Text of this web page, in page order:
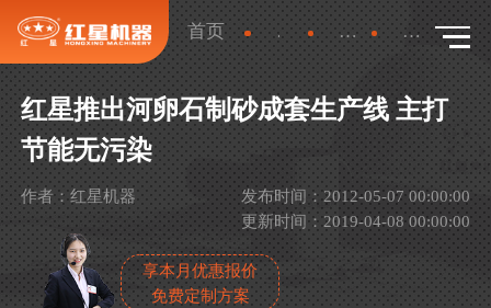
首页 新闻 行业新闻 详情
红星推出河卵石制砂成套生产线 主打
节能无污染
作者：红星机器
发布时间：2012-05-07 00:00:00
更新时间：2019-04-08 00:00:00
享本月优惠报价
免费定制方案